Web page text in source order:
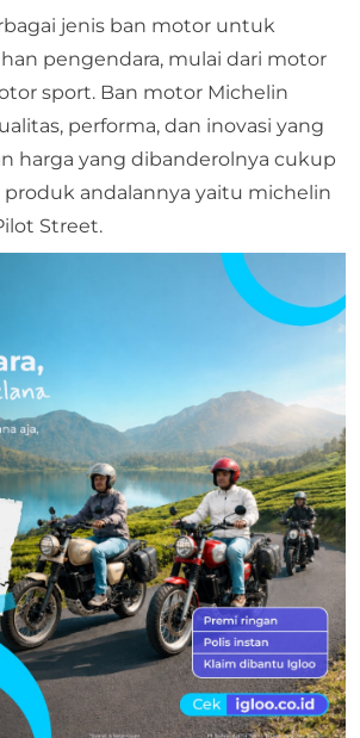
jenis ban motor untuk
pengendara, mulai dari motor
sport. Ban motor Michelin
performa, dan inovasi yang
harga yang dibanderolnya cukup
produk andalannya yaitu michelin
Street.